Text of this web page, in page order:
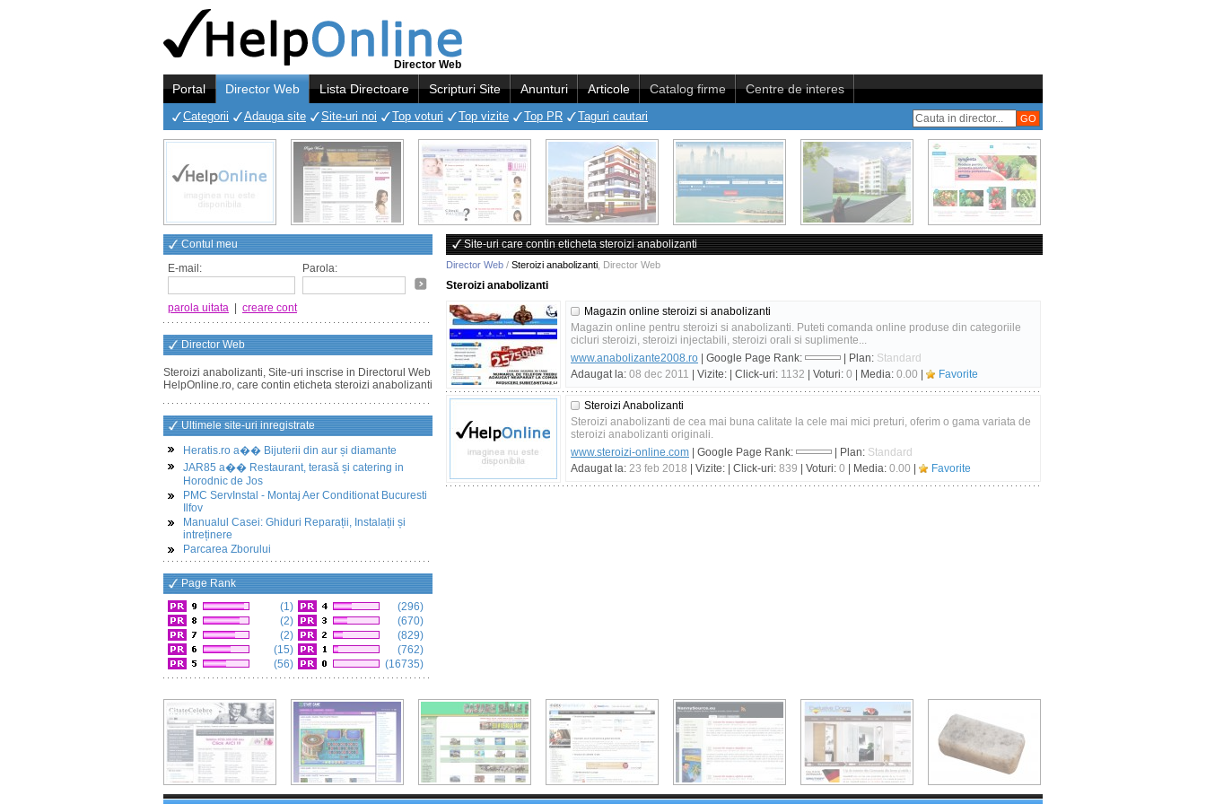
Director Web
Portal Director Web Lista Directoare Scripturi Site Anunturi Articole Catalog firme Centre de interes
Categorii Adauga site Site-uri noi Top voturi Top vizite Top PR Taguri cautari
Contul meu
E-mail:
Parola:
parola uitata creare cont
Director Web
Steroizi anabolizanti, Site-uri inscrise in Directorul Web
HelpOnline.ro, care contin eticheta steroizi anabolizanti
Ultimele site-uri inregistrate
Heratis.ro a�� Bijuterii din aur și diamante
JAR85 a�� Restaurant, terasă și catering in
Horodnic de Jos
PMC ServInstal - Montaj Aer Conditionat Bucuresti
Ilfov
Manualul Casei: Ghiduri Reparații, Instalații și
intreținere
Parcarea Zborului
Page Rank
(1)
(2)
(2)
(15)
(56)
(296)
(670)
(829)
(762)
(16735)
Site-uri care contin eticheta steroizi anabolizanti
Director Web / Steroizi anabolizanti Director Web
Steroizi anabolizanti
Magazin online steroizi si anabolizanti
Magazin online pentru steroizi si anabolizanti. Puteti comanda online produse din categoriile
cicluri steroizi, steroizi injectabili, steroizi orali si suplimente...
www.anabolizante2008.ro | Google Page Rank: | Plan: Standard
Adaugat la: 08 dec 2011 | Vizite: | Click-uri: 1132 | Voturi: 0 | Media: 0.00 Favorite
Steroizi Anabolizanti
Steroizi anabolizanti de cea mai buna calitate la cele mai mici preturi, oferim o gama variata de
steroizi anabolizanti originali.
www.steroizi-online.com | Google Page Rank: | Plan: Standard
Adaugat la: 23 feb 2018 | Vizite: | Click-uri: 839 | Voturi: 0 | Media: 0.00 Favorite